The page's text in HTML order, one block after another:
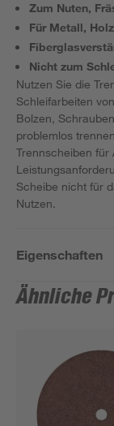
Zum Nuten,
Für Metall,
Nicht zum
Nutzen Sie die
Schleifarbeiten
Bolzen,
problemlos
Trennscheiben für
Scheibe nicht für
Nutzen.
Eigenschaften
Ähnliche